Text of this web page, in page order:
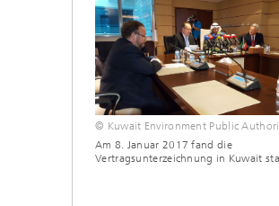
© Kuwait Environment Public
Am 8. Januar 2017 fand die
Vertragsunterzeichnung in Kuwait